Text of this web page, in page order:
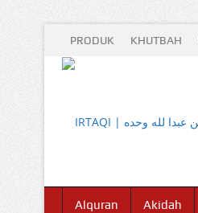
PRODUK KHUTBAH
Alquran Akidah